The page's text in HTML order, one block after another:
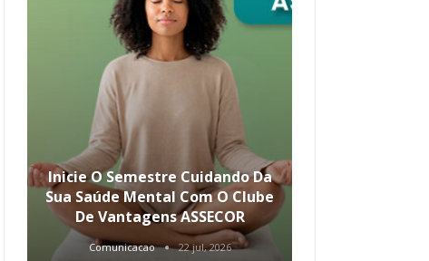
Inicie O Semestre Cuidando Da
Sua Saúde Mental Com O Clube
De Vantagens ASSECOR
Comunicacao 22 jul, 2026